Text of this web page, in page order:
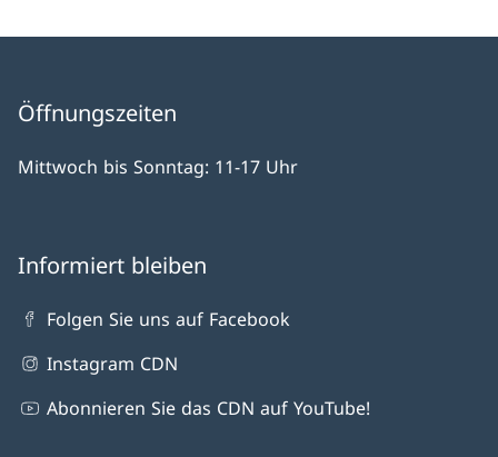
Öffnungszeiten
Mittwoch bis Sonntag: 11-17 Uhr
Informiert bleiben
Folgen Sie uns auf Facebook
Instagram CDN
Abonnieren Sie das CDN auf YouTube!